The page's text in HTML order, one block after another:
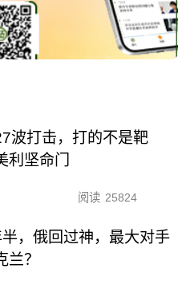
波打击，打的不是靶
利坚命门
阅读 25824
，俄回过神，最大对手
兰？